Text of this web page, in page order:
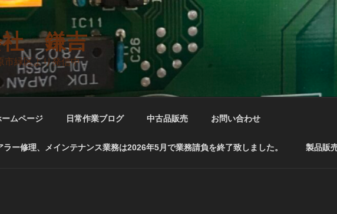
社 鎌吉
市緑区より発信中
ームページ 日常作業ブログ 中古品販売 お問い合わせ
ラー修理、メインテナンス業務は2026年5月で業務請負を終了致しました。 製品販